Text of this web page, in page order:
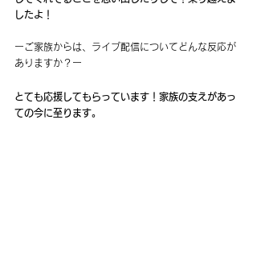
したよ！
ーご家族からは、ライブ配信についてどんな反応が
ありますか？ー
とても応援してもらっています！家族の支えがあっ
ての今に至ります。